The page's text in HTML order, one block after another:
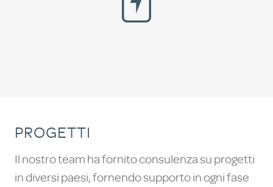
PROGETTI
Il nostro team ha fornito consulenza su progetti
in diversi paesi, fornendo supporto in ogni fase